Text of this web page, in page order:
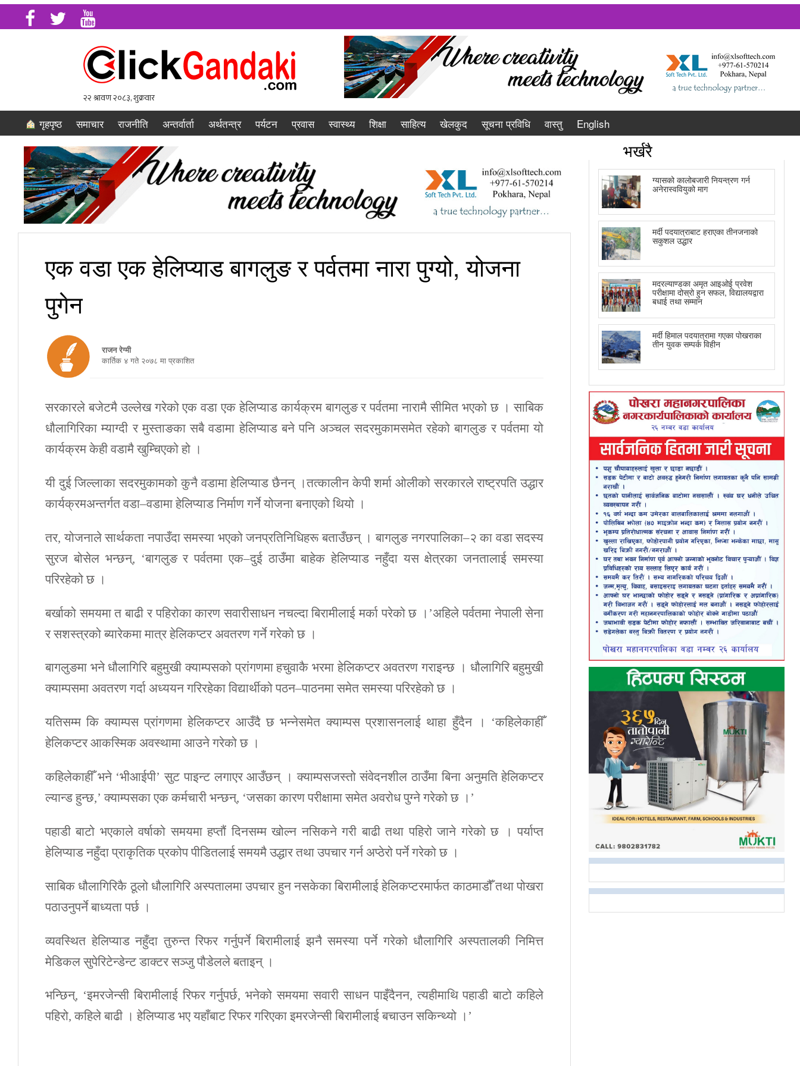
गृहपृष्ठ समाचार राजनीति अन्तर्वार्ता अर्थतन्त्र पर्यटन प्रवास स्वास्थ्य शिक्षा साहित्य खेलकुद सूचना प्रविधि वास्तु English
एक वडा एक हेलिप्याड बागलुङ र पर्वतमा नारा पुग्यो, योजना
पुगेन
राजन रेग्मी
कार्तिक ४ गते २०७८ मा प्रकाशित
सरकारले बजेटमै उल्लेख गरेको एक वडा एक हेलिप्याड कार्यक्रम बागलुङ र पर्वतमा नारामै सीमित भएको छ । साबिक
धौलागिरिका म्याग्दी र मुस्ताङका सबै वडामा हेलिप्याड बने पनि अञ्चल सदरमुकामसमेत रहेको बागलुङ र पर्वतमा यो
कार्यक्रम केही वडामै खुम्चिएको हो ।
यी दुई जिल्लाका सदरमुकामको कुनै वडामा हेलिप्याड छैनन् ।तत्कालीन केपी शर्मा ओलीको सरकारले राष्ट्रपति उद्धार
कार्यक्रमअन्तर्गत वडा–वडामा हेलिप्याड निर्माण गर्ने योजना बनाएको थियो ।
तर, योजनाले सार्थकता नपाउँदा समस्या भएको जनप्रतिनिधिहरू बताउँछन् । बागलुङ नगरपालिका–२ का वडा सदस्य
सुरज बोसेल भन्छन्, ‘बागलुङ र पर्वतमा एक–दुई ठाउँमा बाहेक हेलिप्याड नहुँदा यस क्षेत्रका जनतालाई समस्या
परिरहेको छ ।
बर्खाको समयमा त बाढी र पहिरोका कारण सवारीसाधन नचल्दा बिरामीलाई मर्का परेको छ ।’अहिले पर्वतमा नेपाली सेना
र सशस्त्रको ब्यारेकमा मात्र हेलिकप्टर अवतरण गर्ने गरेको छ ।
बागलुङमा भने धौलागिरि बहुमुखी क्याम्पसको प्रांगणमा हचुवाकै भरमा हेलिकप्टर अवतरण गराइन्छ । धौलागिरि बहुमुखी
क्याम्पसमा अवतरण गर्दा अध्ययन गरिरहेका विद्यार्थीको पठन–पाठनमा समेत समस्या परिरहेको छ ।
यतिसम्म कि क्याम्पस प्रांगणमा हेलिकप्टर आउँदै छ भन्नेसमेत क्याम्पस प्रशासनलाई थाहा हुँदैन । ‘कहिलेकाहीँ
हेलिकप्टर आकस्मिक अवस्थामा आउने गरेको छ ।
कहिलेकाहीँ भने ‘भीआईपी’ सुट पाइन्ट लगाएर आउँछन् । क्याम्पसजस्तो संवेदनशील ठाउँमा बिना अनुमति हेलिकप्टर
ल्यान्ड हुन्छ,’ क्याम्पसका एक कर्मचारी भन्छन्, ‘जसका कारण परीक्षामा समेत अवरोध पुग्ने गरेको छ ।’
पहाडी बाटो भएकाले वर्षाको समयमा हप्तौं दिनसम्म खोल्न नसिकने गरी बाढी तथा पहिरो जाने गरेको छ । पर्याप्त
हेलिप्याड नहुँदा प्राकृतिक प्रकोप पीडितलाई समयमै उद्धार तथा उपचार गर्न अप्ठेरो पर्ने गरेको छ ।
साबिक धौलागिरिकै ठूलो धौलागिरि अस्पतालमा उपचार हुन नसकेका बिरामीलाई हेलिकप्टरमार्फत काठमाडौँ तथा पोखरा
पठाउनुपर्ने बाध्यता पर्छ ।
व्यवस्थित हेलिप्याड नहुँदा तुरुन्त रिफर गर्नुपर्ने बिरामीलाई झनै समस्या पर्ने गरेको धौलागिरि अस्पतालकी निमित्त
मेडिकल सुपेरिटेन्डेन्ट डाक्टर सञ्जु पौडेलले बताइन् ।
भन्छिन्, ‘इमरजेन्सी बिरामीलाई रिफर गर्नुपर्छ, भनेको समयमा सवारी साधन पाइँदैनन, त्यहीमाथि पहाडी बाटो कहिले
पहिरो, कहिले बाढी । हेलिप्याड भए यहाँबाट रिफर गरिएका इमरजेन्सी बिरामीलाई बचाउन सकिन्थ्यो ।’
भर्खरै
ग्यासको कालोबजारी नियन्त्रण गर्न
अनेरास्ववियुको माग
मर्दी पदयात्राबाट हराएका तीनजनाको
सकुशल उद्धार
मदरल्याण्डका अमृत आइओई प्रवेश
परीक्षामा दोस्रो हुन सफल, विद्यालयद्वारा
बधाई तथा सम्मान
मर्दी हिमाल पदयात्रामा गएका पोखराका
तीन युवक सम्पर्क विहीन